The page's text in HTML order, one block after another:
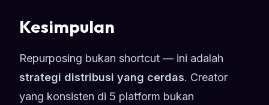
Kesimpulan
Repurposing bukan shortcut — ini adalah
strategi distribusi yang cerdas. Creator
yang konsisten di 5 platform bukan